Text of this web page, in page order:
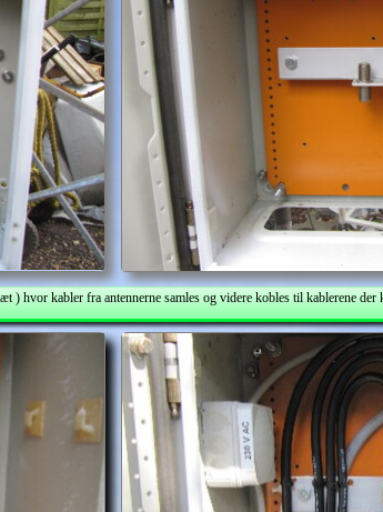
) hvor kabler fra antennerne samles og videre kobles til kablerene der